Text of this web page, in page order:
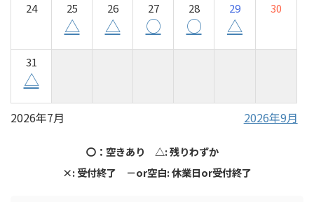
24 25
△
26
△
27
○
28
○
29
△
30
31
△
2026年7月 2026年9月
〇：空きあり △: 残りわずか
×: 受付終了 －or空白: 休業日or受付終了